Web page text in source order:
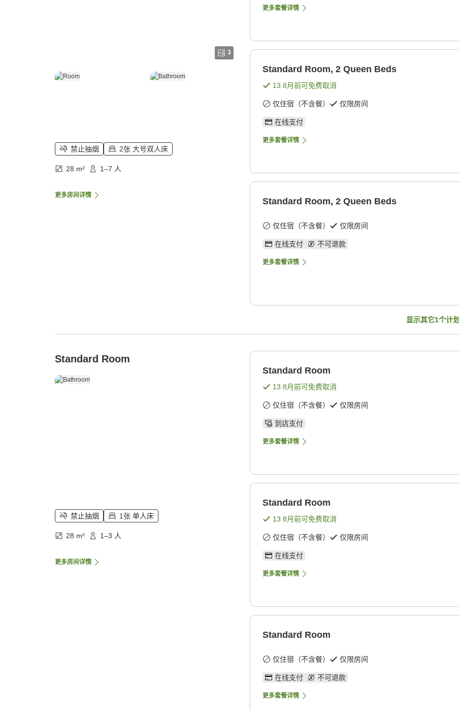
3
禁止抽烟 2张 大号双人床
28 m² 1–7 人
更多房间详情
更多套餐详情
Standard Room, 2 Queen Beds
13 8月前可免费取消
仅住宿（不含餐） 仅限房间
在线支付
更多套餐详情
Standard Room, 2 Queen Beds
仅住宿（不含餐） 仅限房间
在线支付 不可退款
更多套餐详情
显示其它1个计划
Standard Room
禁止抽烟 1张 单人床
28 m² 1–3 人
更多房间详情
Standard Room
13 8月前可免费取消
仅住宿（不含餐） 仅限房间
到店支付
更多套餐详情
Standard Room
13 8月前可免费取消
仅住宿（不含餐） 仅限房间
在线支付
更多套餐详情
Standard Room
仅住宿（不含餐） 仅限房间
在线支付 不可退款
更多套餐详情